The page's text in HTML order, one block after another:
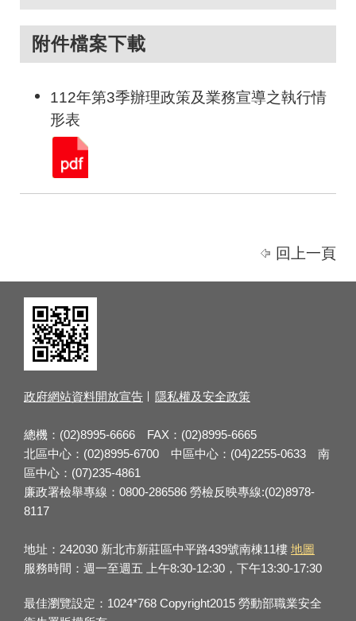
附件檔案下載
112年第3季辦理政策及業務宣導之執行情
形表
回上一頁
政府網站資料開放宣告 隱私權及安全政策
總機：(02)8995-6666 FAX：(02)8995-6665
北區中心：(02)8995-6700 中區中心：(04)2255-0633 南
區中心：(07)235-4861
廉政署檢舉專線：0800-286586 勞檢反映專線:(02)8978-
8117
地址：242030 新北市新莊區中平路439號南棟11樓 地圖
服務時間：週一至週五 上午8:30-12:30，下午13:30-17:30
最佳瀏覽設定：1024*768 Copyright2015 勞動部職業安全